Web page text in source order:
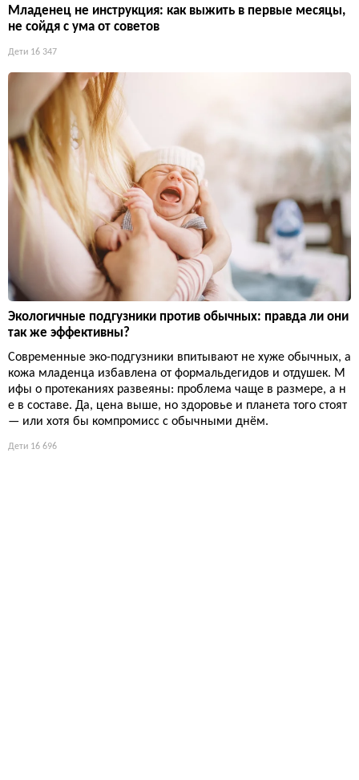
Младенец не инструкция: как выжить в первые месяцы,
не сойдя с ума от советов
Дети 16 347
Экологичные подгузники против обычных: правда ли они
так же эффективны?
Современные эко-подгузники впитывают не хуже обычных, а
кожа младенца избавлена от формальдегидов и отдушек. М
ифы о протеканиях развеяны: проблема чаще в размере, а н
е в составе. Да, цена выше, но здоровье и планета того стоят
— или хотя бы компромисс с обычными днём.
Дети 16 696